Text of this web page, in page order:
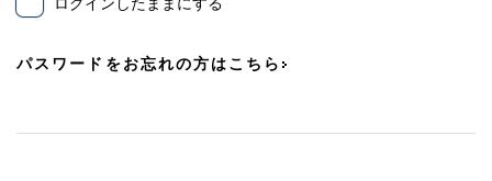
パスワードをお忘れの方はこちら